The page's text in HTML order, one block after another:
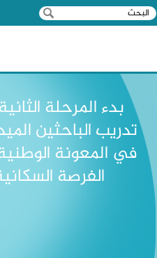
استمارة البحث
‏بحث ‏
بدء المرحلة
تدريب الباحثين
في المعونة
الفرصة